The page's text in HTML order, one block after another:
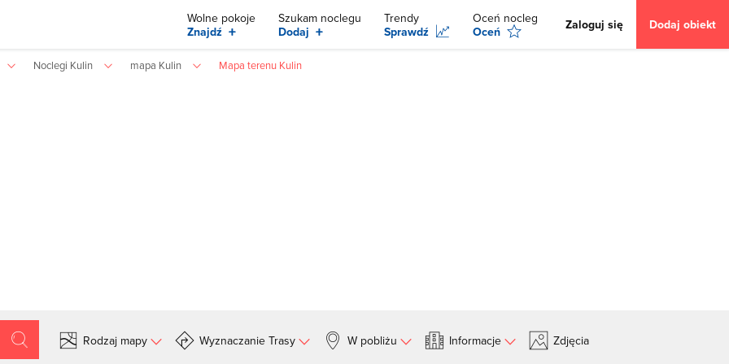
Wolne pokoje
Znajdź +
Szukam noclegu
Dodaj +
Trendy
Sprawdź
Oceń nocleg
Oceń
Zaloguj się Dodaj obiekt
Noclegi Kulin mapa Kulin Mapa terenu Kulin
Rodzaj mapy Wyznaczanie Trasy W pobliżu Informacje Zdjęcia